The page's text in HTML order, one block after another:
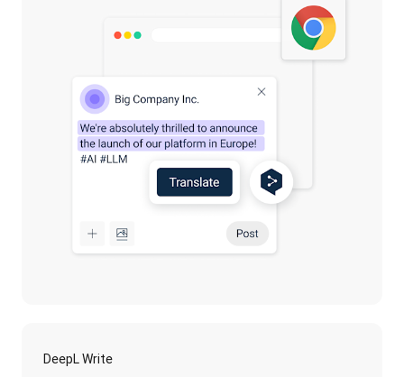
DeepL Write